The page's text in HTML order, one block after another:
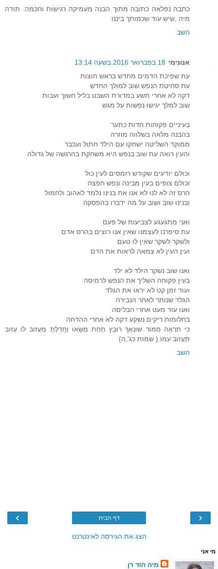
כתבה נפלאה כתובה מתוך הבנה מעמיקה רגישות וחכמה. תודה
מיה ,שיש עוד שכמותך ביננו
השב
אנונימי 18 בפברואר 2016 בשעה 13:14
עת שפיכת הדמים מחדש בראש חוצות
עת סחיטת הנפש שוב למולך החדש
דקה לא אחרי תשע במדורת השבט בליל חשוך ועבות
שוב למלך יגישו נפשות על מגש
בעיניים פקוחות חדות כתער
בהבנה מלאה בשלווה מוזרה
ממוקד השליטה ישחקו עם הילד חתול ועכבר
והעין רואה עת שוב בנפש היא משחקת בהרגשה של גדולה
וכולם יודעים שקודש רומסים לעין כול
וכולם צופים בעין מבינה ונפש חפצה
הרס זה לא לנו לא אנו את בנינו נלמד לאהוב ולחמול
ובנינו שוב ושוב על מה ידברו בהפסקה
ואני מתגעגע לצביעות של פעם
עת סיפרנו לעצמנו שאין אנו רוצים בהרס אדם
ולשקר לשקר שאין לו טעם
ועין העין לא צמאה לראות את הדם
ואנו שוב נשקר הילד לא ילד
בעין פקוחה השליך את הנפש לרמיסה
ועוד זמן קט לא יראו את הגלד
הגלד שנותר לאחר הנבירה
ואנו עוד מעט אחרי הבליסה
בחלומות ריקים נשקע דקה לא אחרי ההדחה
כִּי תִרְאֶה חֲמוֹר שונַאֲךָ רובֵץ תַּחַת מַשָּׂאוֹ וְחָדַלְתָּ מֵעֲזוֹב לוֹ עָזוב
תַּעֲזוב עִמּוֹ.( שמות כג',ה)
השב
‹
› דף הבית
הצג את הגירסה לאינטרנט
מי אני
מיה הוד רן